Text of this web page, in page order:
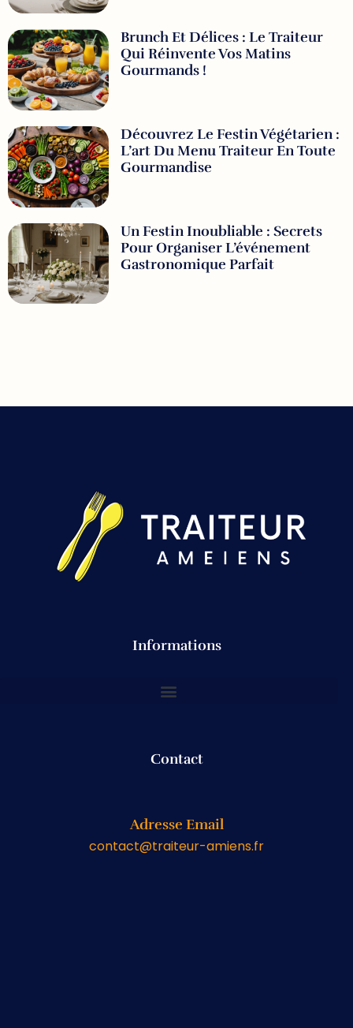
Brunch Et Délices : Le Traiteur
Qui Réinvente Vos Matins
Gourmands !
Découvrez Le Festin Végétarien :
L’art Du Menu Traiteur En Toute
Gourmandise
Un Festin Inoubliable : Secrets
Pour Organiser L’événement
Gastronomique Parfait
Informations
Contact
Adresse Email
contact@traiteur-amiens.fr